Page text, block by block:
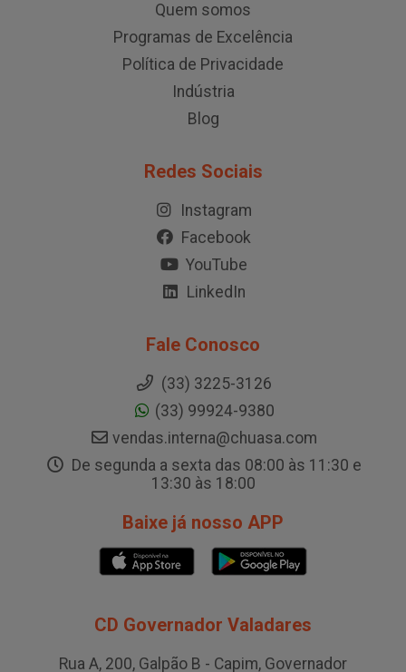
Quem somos
Programas de Excelência
Política de Privacidade
Indústria
Blog
Redes Sociais
Instagram
Facebook
YouTube
LinkedIn
Fale Conosco
(33) 3225-3126
(33) 99924-9380
vendas.interna@chuasa.com
De segunda a sexta das 08:00 às 11:30 e
13:30 às 18:00
Baixe já nosso APP
CD Governador Valadares
Rua A, 200, Galpão B - Capim, Governador